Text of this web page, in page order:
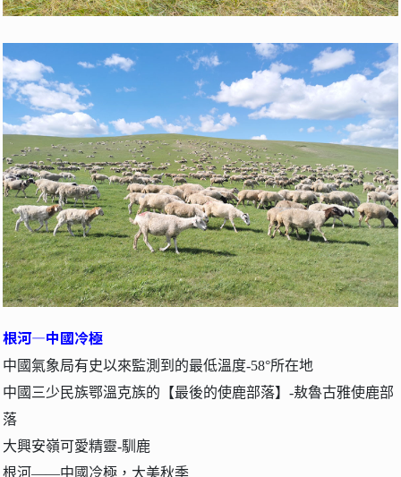
根河—中國冷極
中國氣象局有史以來監測到的最低溫度-58°所在地
中國三少民族鄂溫克族的【最後的使鹿部落】-敖魯古雅使鹿部
落
大興安嶺可愛精靈-馴鹿
根河——中國冷極，大美秋季